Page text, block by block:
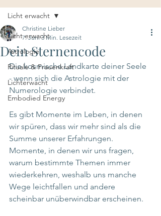
Licht erwacht
Astrologie
Rituale & Frauenkraft
Lichterwacht
Embodied Energy
Licht erwacht
Dein Sternencode
Christine Lieber
7. Juni 3 Min. Lesezeit
Die kosmische Landkarte deiner Seele
- wenn sich die Astrologie mit der
Numerologie verbindet.
Es gibt Momente im Leben, in denen
wir spüren, dass wir mehr sind als die
Summe unserer Erfahrungen.
Momente, in denen wir uns fragen,
warum bestimmte Themen immer
wiederkehren, weshalb uns manche
Wege leichtfallen und andere
scheinbar unüberwindbar erscheinen.